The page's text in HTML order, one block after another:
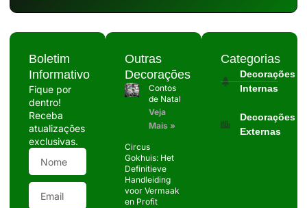
Boletim
Informativo
Fique por
dentro!
Receba
atualizações
exclusivas.
Outras
Decorações
Contos
de Natal
Veja
Mais »
Circus
Gokhuis: Het
Definitieve
Handleiding
voor Vermaak
en Profit
Categorias
Decorações
Internas
Decorações
Externas